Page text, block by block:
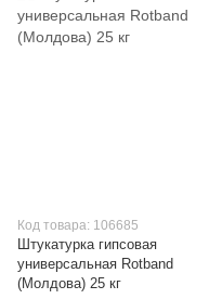
Код товара: 106685
Штукатурка гипсовая
универсальная Rotband
(Молдова) 25 кг